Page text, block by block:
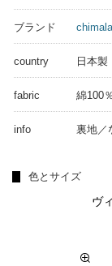
ブランド chimala
country 日本製
fabric 綿100％
info 裏地／
色とサイズ
ヴ